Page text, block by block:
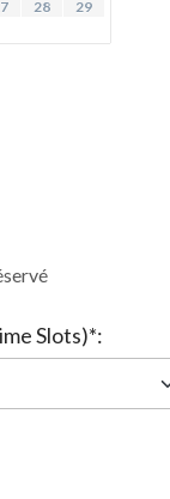
28
29
Slots)*: